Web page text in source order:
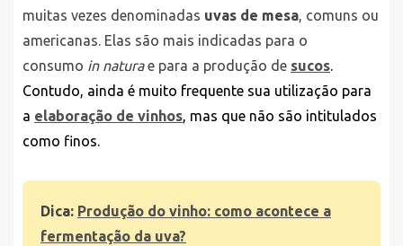
muitas vezes denominadas uvas de mesa, comuns ou
americanas. Elas são mais indicadas para o
consumo in naturae para a produção de sucos.
Contudo, ainda é muito frequente sua utilização para
a elaboração de vinhos, mas que não são intitulados
como finos.
Dica: Produção do vinho: como acontece a
fermentação da uva?